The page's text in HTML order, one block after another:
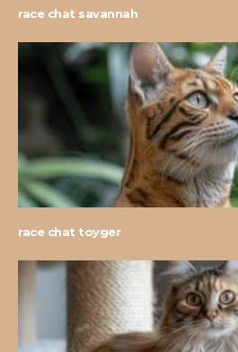
race chat savannah
race chat toyger